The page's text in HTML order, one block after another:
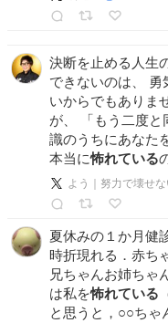
決断を止める人生
できないのは、 勇
いからでもありま
が、 「もう二度
識のうちにあなた
本当に怖れている
よう｜努力で壊せ
夏休みの１か月健
時折現れる．赤ち
兄ちゃんお姉ちゃ
は私を怖れている
と思うと，○○ちゃ